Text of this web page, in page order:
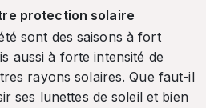
protection solaire
sont des saisons à fort
aussi à forte intensité de
rayons solaires. Que faut-il
ses lunettes de soleil et bien